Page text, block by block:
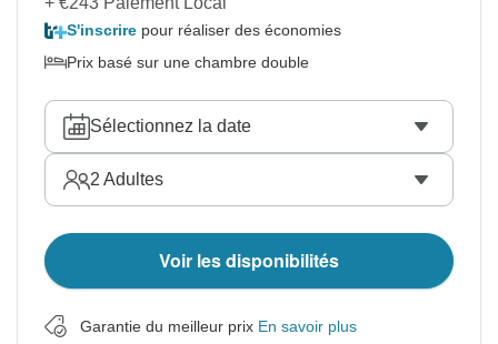
S'inscrire pour réaliser des économies
Prix basé sur une chambre double
Sélectionnez la date
2 Adultes
Voir les disponibilités
Garantie du meilleur prix En savoir plus